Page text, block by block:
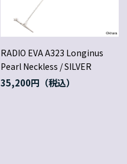
RADIO EVA A323 Longinus
Pearl Neckless / SILVER
35,200円